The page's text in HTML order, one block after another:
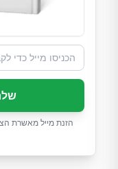
הזנת מייל מאשרת